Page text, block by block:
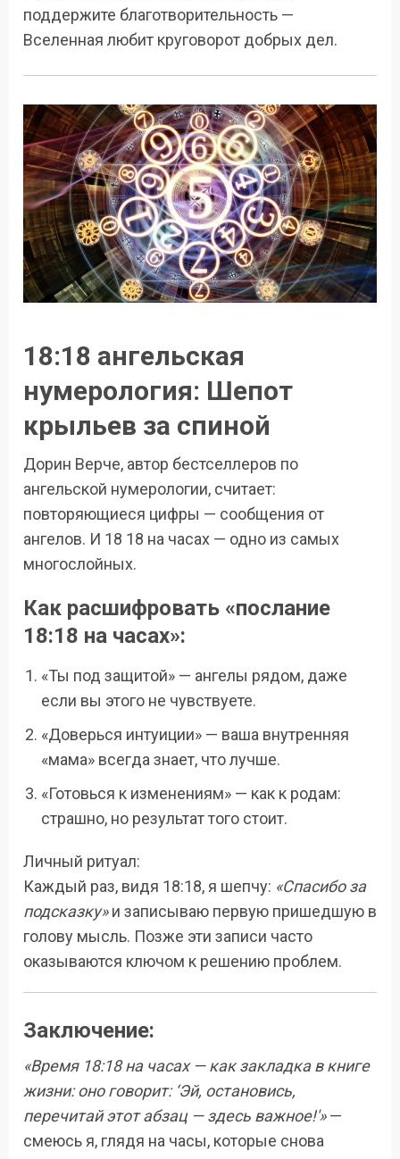
поддержите благотворительность —
Вселенная любит круговорот добрых дел.
18:18 ангельская
нумерология: Шепот
крыльев за спиной
Дорин Верче, автор бестселлеров по
ангельской нумерологии, считает:
повторяющиеся цифры — сообщения от
ангелов. И 18 18 на часах — одно из самых
многослойных.
Как расшифровать «послание
18:18 на часах»:
«Ты под защитой» — ангелы рядом, даже
если вы этого не чувствуете.
«Доверься интуиции» — ваша внутренняя
«мама» всегда знает, что лучше.
«Готовься к изменениям» — как к родам:
страшно, но результат того стоит.
Личный ритуал:
Каждый раз, видя 18:18, я шепчу: «Спасибо за
подсказку»и записываю первую пришедшую в
голову мысль. Позже эти записи часто
оказываются ключом к решению проблем.
Заключение:
«Время 18:18 на часах — как закладка в книге
жизни: оно говорит: ‘Эй, остановись,
перечитай этот абзац — здесь важное!'»—
смеюсь я, глядя на часы, которые снова